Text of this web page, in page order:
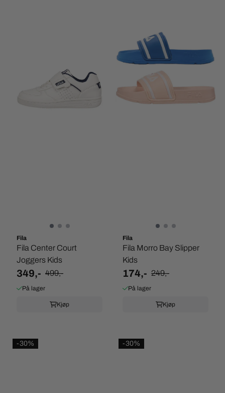
Fila
Fila Center Court
Joggers Kids
349,- 499,-
På lager
Kjøp
Fila
Fila Morro Bay Slipper
Kids
174,- 249,-
På lager
Kjøp
-30% -30%